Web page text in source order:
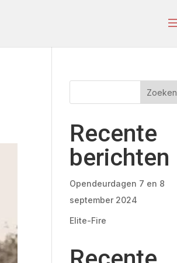
Zoeken
Recente
berichten
Opendeurdagen 7 en 8
september 2024
Elite-Fire